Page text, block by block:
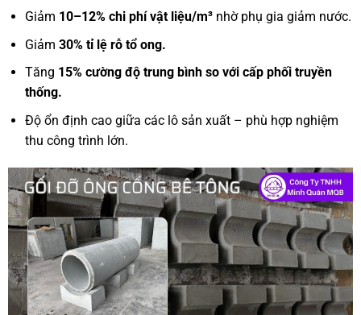
Giảm 10–12% chi phí vật liệu/m³nhờ phụ gia giảm nước.
Giảm 30% tỉ lệ rỗ tổ ong.
Tăng 15% cường độ trung bình so với cấp phối truyền
thống.
Độ ổn định cao giữa các lô sản xuất – phù hợp nghiệm
thu công trình lớn.